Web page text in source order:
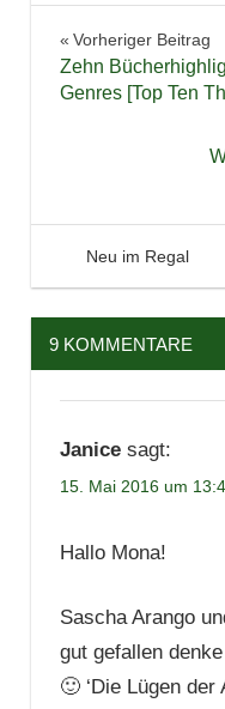
Lesen
Literatur
Vorheriger Beitrag
Zehn
Genres [Top Ten
15. Mai 2016
Tintenhain
Neu im Regal
9 KOMMENTARE
Janice sagt:
15. Mai 2016 um
Hallo Mona!
Sascha Arango
gut gefallen
🙂 ‘Die Lügen der